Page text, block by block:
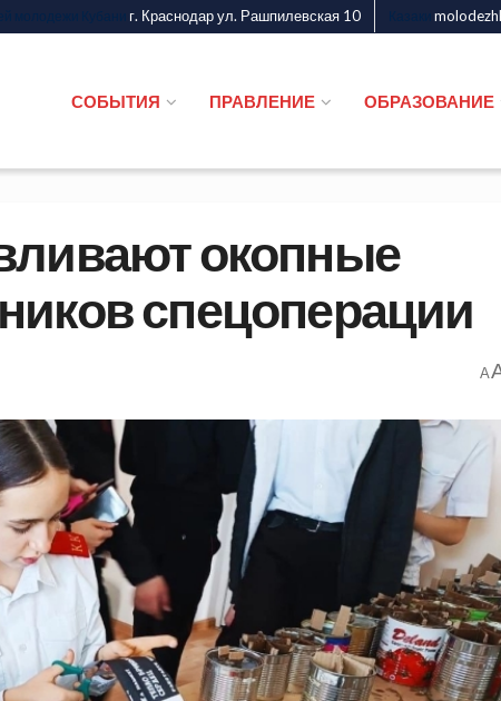
г. Краснодар ул. Рашпилевская 10
СОБЫТИЯ ПРАВЛЕНИЕ ОБРАЗОВАНИЕ
окопные
спецоперации
A